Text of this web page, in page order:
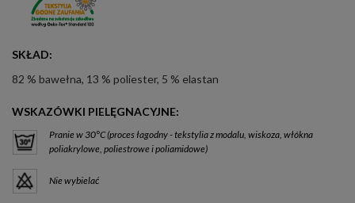
SKŁAD:
82 % bawełna, 13 % poliester, 5 % elastan
WSKAZÓWKI PIELĘGNACYJNE:
Pranie w 30°C (proces łagodny - tekstylia z modalu, wiskoza, włókna
poliakrylowe, poliestrowe i poliamidowe)
Nie wybielać